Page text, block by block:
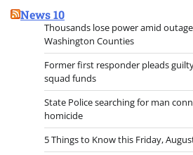
News 10
Thousands lose power amid
Washington Counties
Former first responder pleads
squad funds
State Police searching for man
homicide
5 Things to Know this Friday,